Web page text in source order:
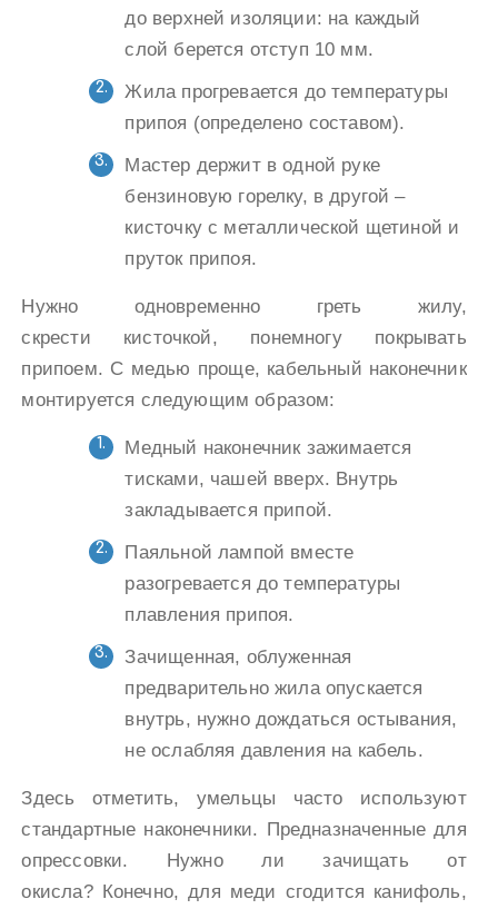
до верхней изоляции: на каждый
слой берется отступ 10 мм.
Жила прогревается до температуры
припоя (определено составом).
Мастер держит в одной руке
бензиновую горелку, в другой –
кисточку с металлической щетиной и
пруток припоя.
Нужно одновременно греть жилу,
скрести кисточкой, понемногу покрывать
припоем. С медью проще, кабельный наконечник
монтируется следующим образом:
Медный наконечник зажимается
тисками, чашей вверх. Внутрь
закладывается припой.
Паяльной лампой вместе
разогревается до температуры
плавления припоя.
Зачищенная, облуженная
предварительно жила опускается
внутрь, нужно дождаться остывания,
не ослабляя давления на кабель.
Здесь отметить, умельцы часто используют
стандартные наконечники. Предназначенные для
опрессовки. Нужно ли зачищать от
окисла? Конечно, для меди сгодится канифоль,